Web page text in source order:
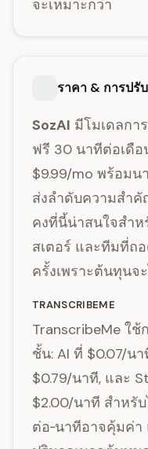
จะเหมาะกว่า
ราคา & การปรั
SozAI มีโมเดลกา
ฟรี 30 นาทีต่อเดื
$9.99/mo พร้อมน
ส่งลำดับความสำ
คงที่นี้น่าสนใจสำห
สเตอร์ และทีมที่ถ
ครั้งเพราะต้นทุนจ
TRANSCRIBEME
TranscribeMe ใ
ชั้น: AI ที่ $0.07/น
$0.79/นาที, และ
$2.00/นาที สำหรั
ต่อ‑นาทีอาจคุ้มค่า